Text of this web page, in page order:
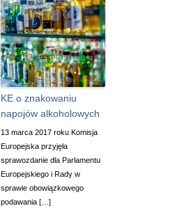
KE o znakowaniu
napojów alkoholowych
13 marca 2017 roku Komisja
Europejska przyjęła
sprawozdanie dla Parlamentu
Europejskiego i Rady w
sprawie obowiązkowego
podawania […]